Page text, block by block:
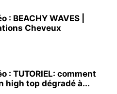
: BEACHY WAVES |
Cheveux
: TUTORIEL: comment
high top dégradé à...